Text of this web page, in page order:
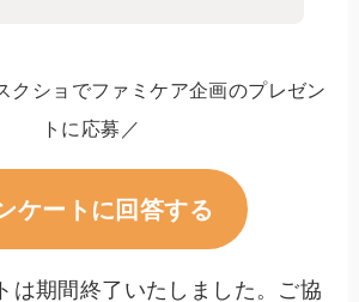
クショでファミケア企画のプレゼン
トに応募／
ケートに回答する
は期間終了いたしました。ご協